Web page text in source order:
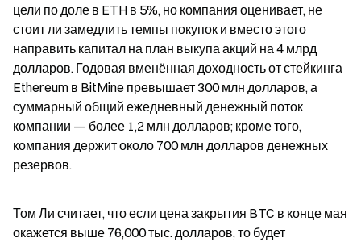
цели по доле в ETH в 5%, но компания оценивает, не
стоит ли замедлить темпы покупок и вместо этого
направить капитал на план выкупа акций на 4 млрд
долларов. Годовая вменённая доходность от стейкинга
Ethereum в BitMine превышает 300 млн долларов, а
суммарный общий ежедневный денежный поток
компании — более 1,2 млн долларов; кроме того,
компания держит около 700 млн долларов денежных
резервов.
Том Ли считает, что если цена закрытия BTC в конце мая
окажется выше 76,000 тыс. долларов, то будет